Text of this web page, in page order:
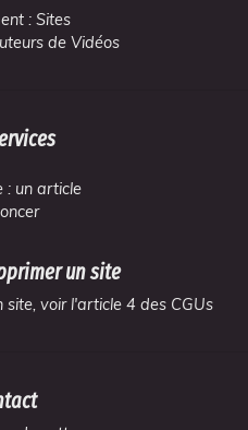
: Sites
de Vidéos
: un article
un site
site, voir l'article 4 des CGUs